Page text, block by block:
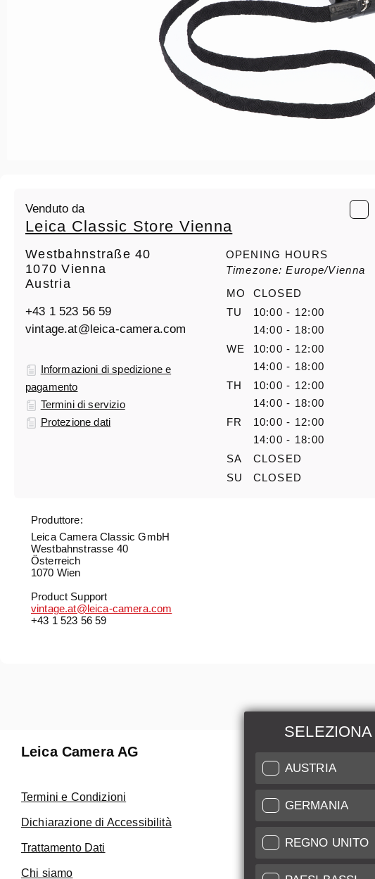
Venduto da
Leica Classic Store Vienna
Westbahnstraße 40
1070 Vienna
Austria
+43 1 523 56 59
vintage.at@leica-camera.com
Informazioni di spedizione e
pagamento
Termini di servizio
Protezione dati
OPENING HOURS
Timezone: Europe/Vienna
MO
CLOSED
TU
10:00 - 12:00
14:00 - 18:00
WE
10:00 - 12:00
14:00 - 18:00
TH
10:00 - 12:00
14:00 - 18:00
FR
10:00 - 12:00
14:00 - 18:00
SA
CLOSED
SU
CLOSED
Produttore:
Leica Camera Classic GmbH
Westbahnstrasse 40
Österreich
1070 Wien
Product Support
vintage.at@leica-camera.com
+43 1 523 56 59
AUSTRIA
GERMANIA
REGNO UNITO
Leica Camera AG
Termini e Condizioni
Dichiarazione di Accessibilità
Trattamento Dati
Chi siamo
Manutenzione &
Riparazione
Fai uso del nostro
Care
Assistenza Clienti